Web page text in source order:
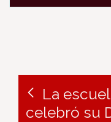
La
celebró su